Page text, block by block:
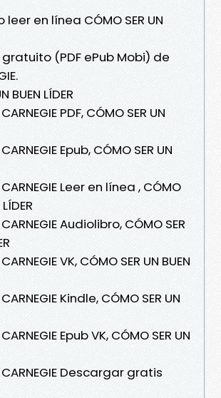
en línea CÓMO SER UN
gratuito (PDF ePub Mobi) de
BUEN LÍDER
PDF, CÓMO SER UN
Epub, CÓMO SER UN
CARNEGIE Leer en línea , CÓMO
CARNEGIE Audiolibro, CÓMO SER
VK, CÓMO SER UN BUEN
Kindle, CÓMO SER UN
Epub VK, CÓMO SER UN
CARNEGIE Descargar gratis